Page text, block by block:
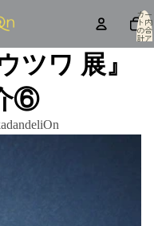
カー
ト内
の合
計ア
イテ
ツワ 展』
⑥